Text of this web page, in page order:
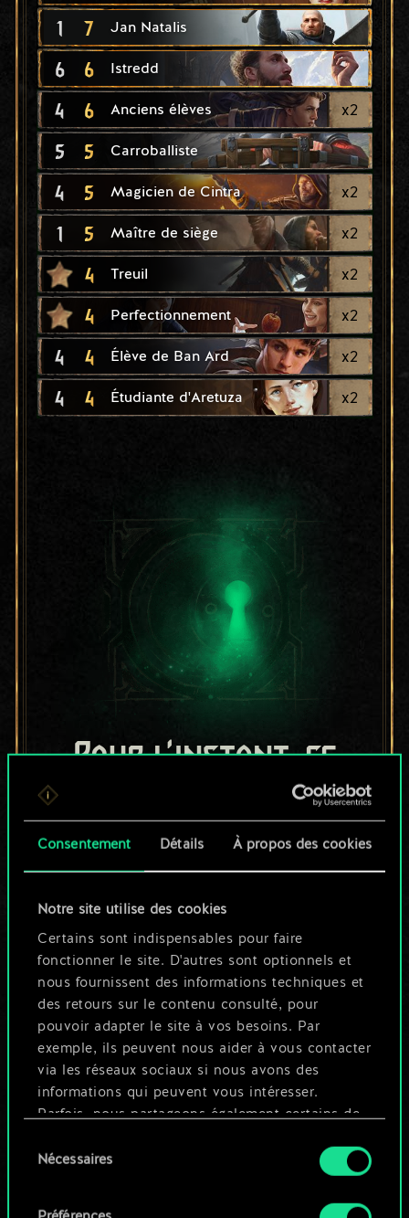
Consentement Détails À propos des cookies
Notre site utilise des cookies
Certains sont indispensables pour faire
fonctionner le site. D'autres sont optionnels et
nous fournissent des informations techniques et
des retours sur le contenu consulté, pour
pouvoir adapter le site à vos besoins. Par
exemple, ils peuvent nous aider à vous contacter
via les réseaux sociaux si nous avons des
informations qui peuvent vous intéresser.
Parfois, nous partageons également certains de
ces cookies optionnels ne seront appliqués
duNécessaires
1 7 Jan Natalis
6 6 Istredd
4 6 Anciens élèves x2
5 5 Carroballiste
4 5 Magicien de Cintra x2
1 5 Maître de siège x2
4 Treuil x2
4 Perfectionnement x2
4 4 Élève de Ban Ard x2
4 4 Étudiante d'Aretuza x2
Pour l'instant, ce
n'est qu'un jeu de
cartes partagé.
Mais cela peut être
tellement plus !
Nommer ce jeu et créer un guide
Modifier le jeu
OU
Parcourir les jeux de la communauté